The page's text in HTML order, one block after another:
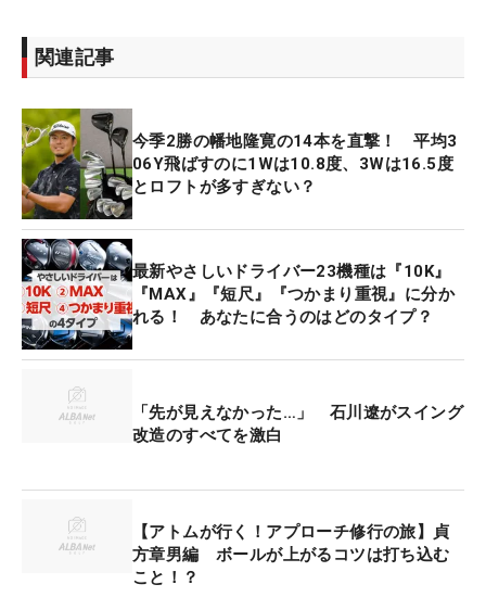
関連記事
今季2勝の幡地隆寛の14本を直撃！ 平均3
06Y飛ばすのに1Wは10.8度、3Wは16.5度
とロフトが多すぎない？
最新やさしいドライバー23機種は『10K』
『MAX』『短尺』『つかまり重視』に分か
れる！ あなたに合うのはどのタイプ？
「先が見えなかった…」 石川遼がスイング
改造のすべてを激白
【アトムが行く！アプローチ修行の旅】貞
方章男編 ボールが上がるコツは打ち込む
こと！？